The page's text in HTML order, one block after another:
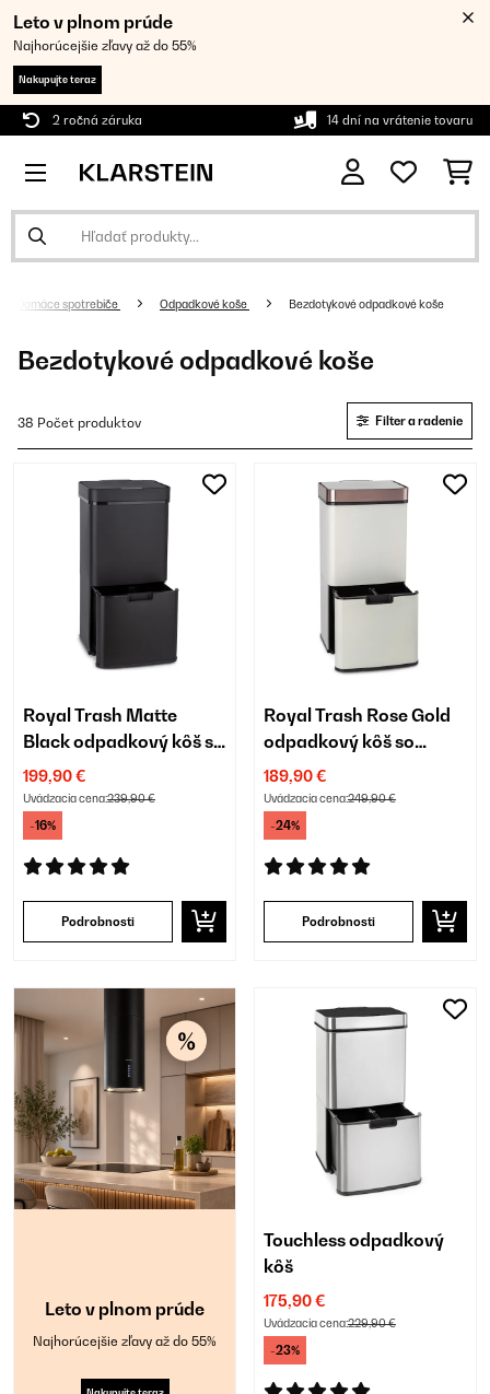
Leto v plnom prúde
Najhorúcejšie zľavy až do 55%
Nakupujte teraz
2 ročná záruka 14 dní na vrátenie tovaru
Domáce spotrebiče Odpadkové koše Bezdotykové odpadkové koše
Bezdotykové odpadkové koše
38 Počet produktov Filter a radenie
Royal Trash Matte
Black odpadkový kôš so
senzorom
199,90 €
Uvádzacia cena:239,90 €
-16%
Podrobnosti
Royal Trash Rose Gold
odpadkový kôš so
senzorom
189,90 €
Uvádzacia cena:249,90 €
-24%
Podrobnosti
Leto v plnom prúde
Najhorúcejšie zľavy až do 55%
Touchless odpadkový
kôš
175,90 €
Uvádzacia cena:229,90 €
-23%